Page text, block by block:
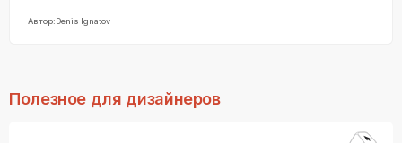
Автор:Denis Ignatov
Полезное для дизайнеров